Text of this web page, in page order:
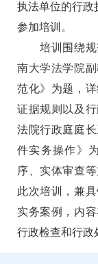
执法单位的行政
参加培训。
培训围绕规
南大学法学院
范化》为题，
证据规则以及
法院行政庭庭
件实务操作》
序、实体审查
此次培训，兼
实务案例，内
行政检查和行政